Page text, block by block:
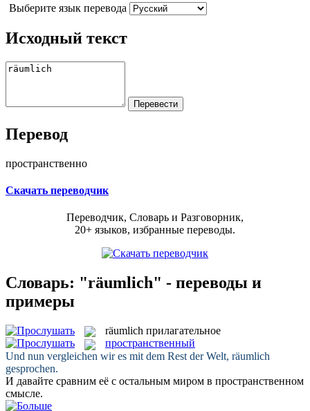
Выберите язык перевода
Исходный текст
Перевод
пространственно
Скачать переводчик
Переводчик, Словарь и Разговорник,
20+ языков, избранные переводы.
Словарь: "räumlich" - переводы и
примеры
räumlich прилагательное
пространственный
Und nun vergleichen wir es mit dem Rest der Welt, räumlich
gesprochen.
И давайте сравним её с остальным миром в пространственном
смысле.